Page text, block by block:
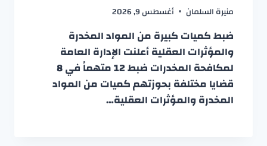
منيرة السلمان أغسطس 9, 2026
ضبط كميات كبيرة من المواد المخدرة
والمؤثرات العقلية أعلنت الإدارة العامة
لمكافحة المخدرات ضبط 12 متهماً في 8
قضايا مختلفة بحوزتهم كميات من المواد
المخدرة والمؤثرات العقلية…